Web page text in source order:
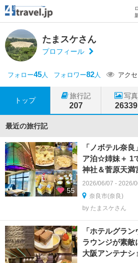
たまスケさん
プロフィール
フォロー45人 フォロワー82人 アク
トップ
旅行記
207
写真
26339
最近の旅行記
55
「ノボテル奈
ア泊☆姉妹＋ 1
神社＆菅原天満
2026/06/07 - 2026/
奈良市(奈良)
by たまスケさん
「ホテルグラ
ラウンジが素敵
大阪アンテナシ